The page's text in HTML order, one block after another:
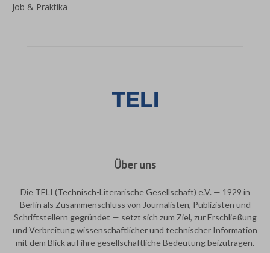
Job & Praktika
Über uns
Die TELI (Technisch-Literarische Gesellschaft) e.V. — 1929 in
Berlin als Zusammenschluss von Journalisten, Publizisten und
Schriftstellern gegründet — setzt sich zum Ziel, zur Erschließung
und Verbreitung wissenschaftlicher und technischer Information
mit dem Blick auf ihre gesellschaftliche Bedeutung beizutragen.